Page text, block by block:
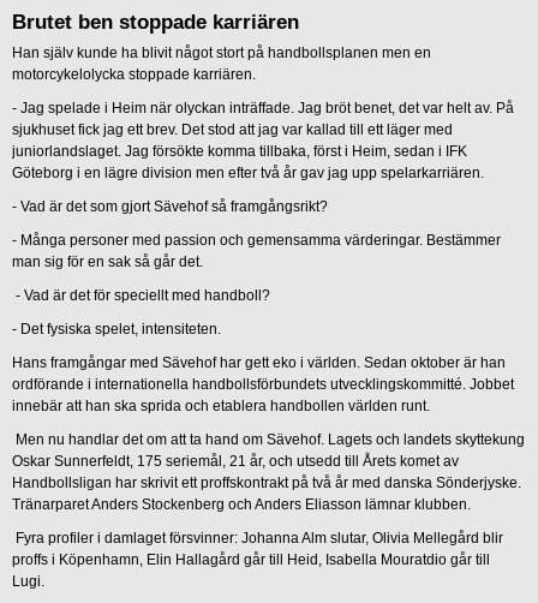
Brutet ben stoppade karriären
Han själv kunde ha blivit något stort på handbollsplanen men en
motorcykelolycka stoppade karriären.
- Jag spelade i Heim när olyckan inträffade. Jag bröt benet, det var helt av. På
sjukhuset fick jag ett brev. Det stod att jag var kallad till ett läger med
juniorlandslaget. Jag försökte komma tillbaka, först i Heim, sedan i IFK
Göteborg i en lägre division men efter två år gav jag upp spelarkarriären.
- Vad är det som gjort Sävehof så framgångsrikt?
- Många personer med passion och gemensamma värderingar. Bestämmer
man sig för en sak så går det.
- Vad är det för speciellt med handboll?
- Det fysiska spelet, intensiteten.
Hans framgångar med Sävehof har gett eko i världen. Sedan oktober är han
ordförande i internationella handbollsförbundets utvecklingskommitté. Jobbet
innebär att han ska sprida och etablera handbollen världen runt.
Men nu handlar det om att ta hand om Sävehof. Lagets och landets skyttekung
Oskar Sunnerfeldt, 175 seriemål, 21 år, och utsedd till Årets komet av
Handbollsligan har skrivit ett proffskontrakt på två år med danska Sönderjyske.
Tränarparet Anders Stockenberg och Anders Eliasson lämnar klubben.
Fyra profiler i damlaget försvinner: Johanna Alm slutar, Olivia Mellegård blir
proffs i Köpenhamn, Elin Hallagård går till Heid, Isabella Mouratdio går till
Lugi.